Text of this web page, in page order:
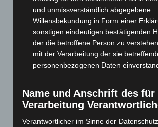
September 2023
(133)
August 2023(134)
Juli 2023 (118)
(142)
April 2023 (155)
März 2023(174)
Februar 2023(154)
und unmissverständlich abgegebene
Willensbekundung in Form einer
sonstigen eindeutigen bestätigenden
der die betroffene Person zu
mit der Verarbeitung der sie
personenbezogenen Daten
Name und Anschrift des für
Verarbeitung
Verantwortlicher im Sinne der